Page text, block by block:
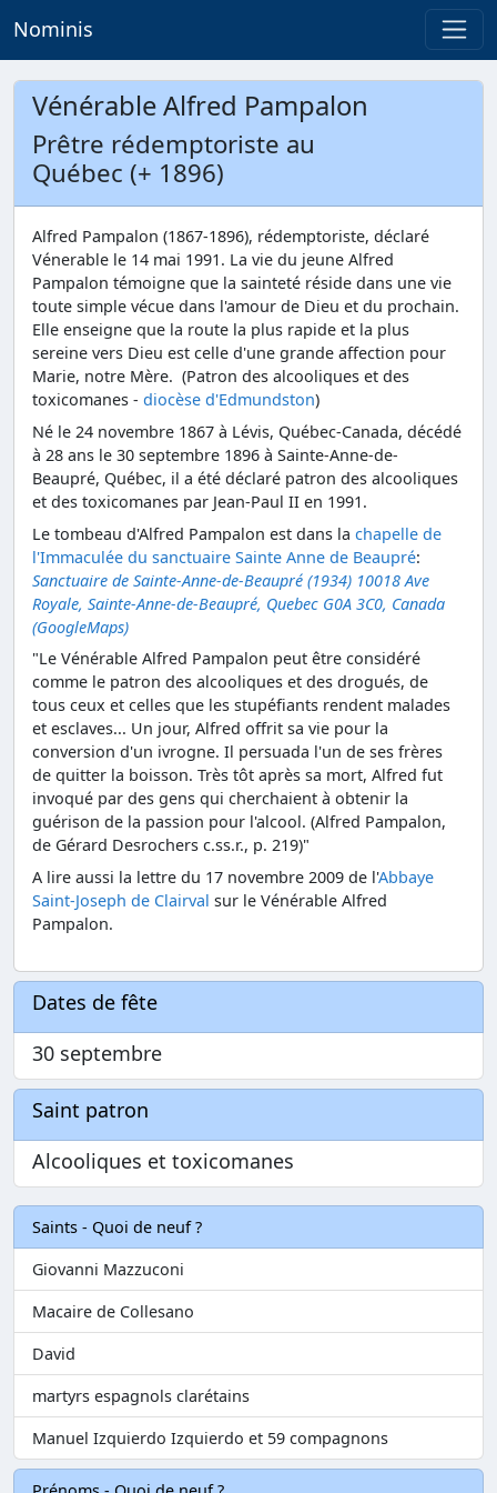
Nominis
Vénérable Alfred Pampalon
Prêtre rédemptoriste au
Québec (+ 1896)
Alfred Pampalon (1867-1896), rédemptoriste, déclaré
Vénerable le 14 mai 1991. La vie du jeune Alfred
Pampalon témoigne que la sainteté réside dans une vie
toute simple vécue dans l'amour de Dieu et du prochain.
Elle enseigne que la route la plus rapide et la plus
sereine vers Dieu est celle d'une grande affection pour
Marie, notre Mère. (Patron des alcooliques et des
toxicomanes - diocèse d'Edmundston)
Né le 24 novembre 1867 à Lévis, Québec-Canada, décédé
à 28 ans le 30 septembre 1896 à Sainte-Anne-de-
Beaupré, Québec, il a été déclaré patron des alcooliques
et des toxicomanes par Jean-Paul II en 1991.
Le tombeau d'Alfred Pampalon est dans la chapelle de
l'Immaculée du sanctuaire Sainte Anne de Beaupré:
Sanctuaire de Sainte-Anne-de-Beaupré (1934) 10018 Ave
Royale, Sainte-Anne-de-Beaupré, Quebec G0A 3C0, Canada
(GoogleMaps)
"Le Vénérable Alfred Pampalon peut être considéré
comme le patron des alcooliques et des drogués, de
tous ceux et celles que les stupéfiants rendent malades
et esclaves... Un jour, Alfred offrit sa vie pour la
conversion d'un ivrogne. Il persuada l'un de ses frères
de quitter la boisson. Très tôt après sa mort, Alfred fut
invoqué par des gens qui cherchaient à obtenir la
guérison de la passion pour l'alcool. (Alfred Pampalon,
de Gérard Desrochers c.ss.r., p. 219)"
A lire aussi la lettre du 17 novembre 2009 de l'Abbaye
Saint-Joseph de Clairval sur le Vénérable Alfred
Pampalon.
Dates de fête
30 septembre
Saint patron
Alcooliques et toxicomanes
Saints - Quoi de neuf ?
Giovanni Mazzuconi
Macaire de Collesano
David
martyrs espagnols clarétains
Manuel Izquierdo Izquierdo et 59 compagnons